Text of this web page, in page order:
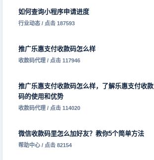
如何查询小程序申请进度
行业动态 / 点击 187593
推广乐惠支付收款码怎么样
收款码代理 / 点击 117946
推广乐惠支付收款码怎么样，了解乐惠支付收款
码的使用和优势
收款码代理 / 点击 114020
微信收款码里怎么加好友？教你5个简单方法
帮助中心 / 点击 82154